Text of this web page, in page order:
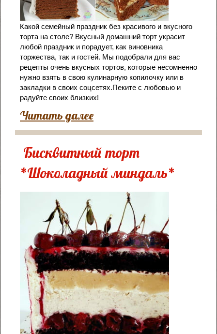
Какой семейный праздник без красивого и вкусного
торта на столе? Вкусный домашний торт украсит
любой праздник и порадует, как виновника
торжества, так и гостей. Мы подобрали для вас
рецепты очень вкусных тортов, которые несомненно
нужно взять в свою кулинарную копилочку или в
закладки в своих соцсетях.Пеките с любовью и
радуйте своих близких!
Читать далее
Бисквитный торт
*Шоколадный миндаль*